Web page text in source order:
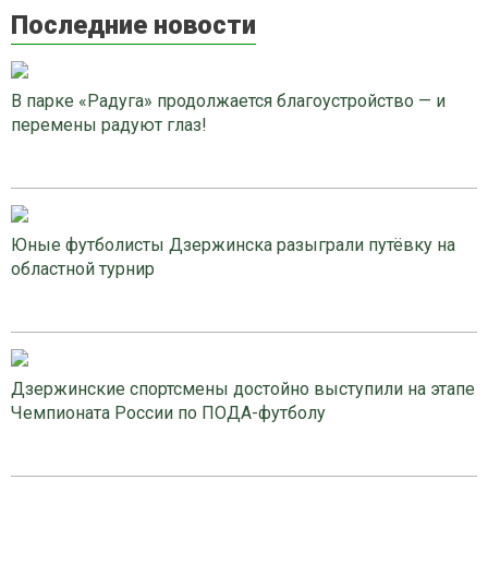
Последние новости
В парке «Радуга» продолжается благоустройство — и
перемены радуют глаз!
Юные футболисты Дзержинска разыграли путёвку на
областной турнир
Дзержинские спортсмены достойно выступили на этапе
Чемпионата России по ПОДА-футболу